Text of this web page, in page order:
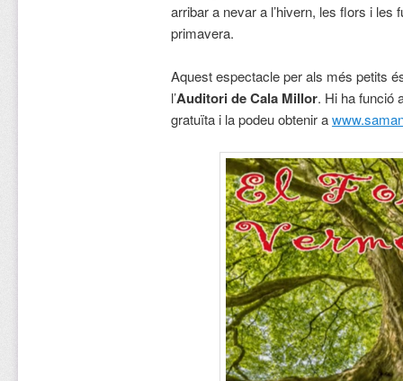
arribar a nevar a l’hivern, les flors i les
primavera.
Aquest espectacle per als més petits
l’Auditori de Cala Millor. Hi ha funció
gratuïta i la podeu obtenir a